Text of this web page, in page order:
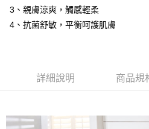
【關於「AFTEE先享後付」】
AFTEE先享後付是「在收到商品之後才
便利好安心！
【「AFTEE先享後付」結帳流程】
２．訂單成立數日內，您將收到繳費通知
３．收到繳費通知簡訊後14天內，點擊
ATM付款
每筆NT$100，滿NT$1,000(含以上)
3、親膚涼爽，觸感輕柔
4、抗菌舒敏，平衡呵護肌膚
詳細說明 商品規